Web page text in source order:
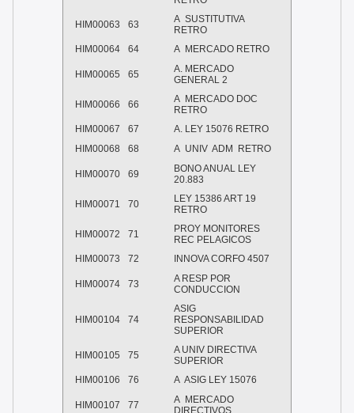
HIM00063 63 A SUSTITUTIVA
RETRO
HIM00064
64 A MERCADO RETRO
HIM00065 65
A. MERCADO
GENERAL 2
HIM00066 66 A MERCADO DOC
RETRO
HIM00067
67
A. LEY 15076 RETRO
HIM00068
68 A UNIV ADM RETRO
HIM00070 69
BONO ANUAL LEY
20.883
HIM00071 70
LEY 15386 ART 19
RETRO
HIM00072 71
PROY MONITORES
REC PELAGICOS
HIM00073
72 INNOVA CORFO 4507
HIM00074 73
A RESP POR
CONDUCCION
HIM00104 74
ASIG
RESPONSABILIDAD
SUPERIOR
HIM00105 75
A UNIV DIRECTIVA
SUPERIOR
HIM00106
76 A ASIG LEY 15076
HIM00107 77 A MERCADO